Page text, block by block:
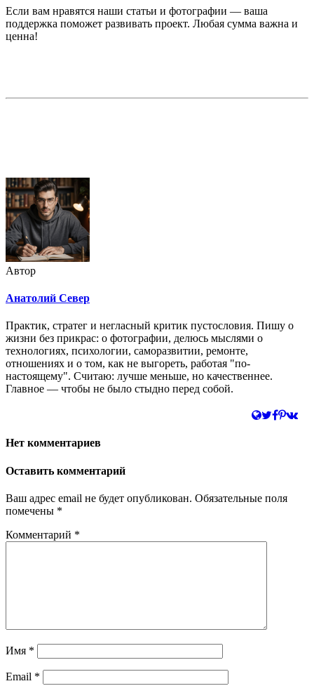
Если вам нравятся наши статьи и фотографии — ваша
поддержка поможет развивать проект. Любая сумма важна и
ценна!
Автор
Анатолий Север
Практик, стратег и негласный критик пустословия. Пишу о
жизни без прикрас: о фотографии, делюсь мыслями о
технологиях, психологии, саморазвитии, ремонте,
отношениях и о том, как не выгореть, работая "по-
настоящему". Считаю: лучше меньше, но качественнее.
Главное — чтобы не было стыдно перед собой.
Нет комментариев
Оставить комментарий
Ваш адрес email не будет опубликован. Обязательные поля
помечены *
Комментарий *
Имя *
Email *